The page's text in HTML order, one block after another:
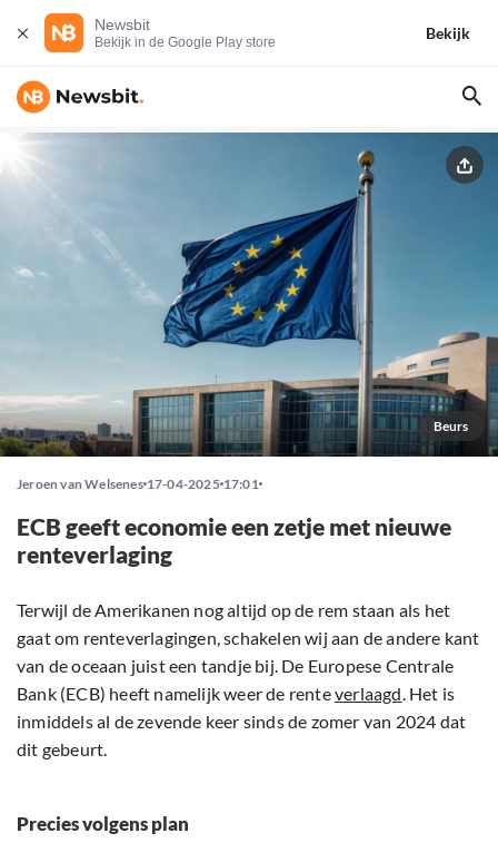
Newsbit
Bekijk in de Google Play store
Bekijk
Beurs
Jeroen van Welsenes 17-04-2025 17:01
ECB geeft economie een zetje met nieuwe
renteverlaging
Terwijl de Amerikanen nog altijd op de rem staan als het
gaat om renteverlagingen, schakelen wij aan de andere kant
van de oceaan juist een tandje bij. De Europese Centrale
Bank (ECB) heeft namelijk weer de renteverlaagd. Het is
inmiddels al de zevende keer sinds de zomer van 2024 dat
dit gebeurt.
Precies volgens plan